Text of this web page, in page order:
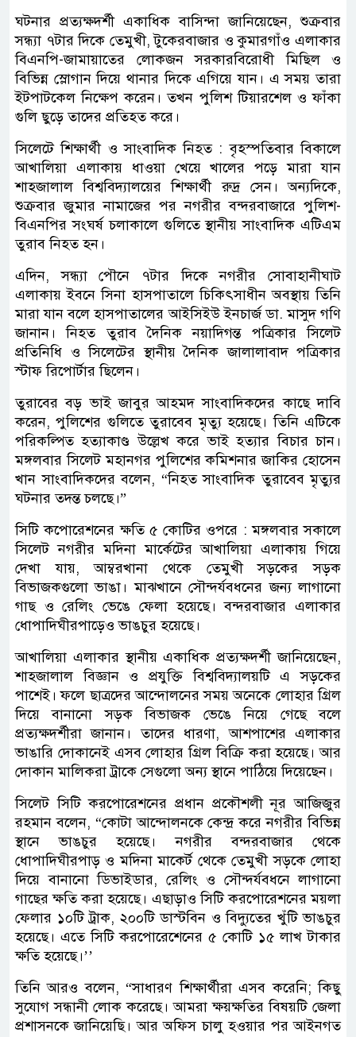
ঘটনার প্রত্যক্ষদর্শী একাধিক বাসিন্দা জানিয়েছেন, শুক্রবার
সন্ধ্যা ৭টার দিকে তেমুখী, টুকেরবাজার ও কুমারগাঁও এলাকার
বিএনপি-জামায়াতের লোকজন সরকারবিরোধী মিছিল ও
বিভিন্ন স্লোগান দিয়ে থানার দিকে এগিয়ে যান। এ সময় তারা
ইটপাটকেল নিক্ষেপ করেন। তখন পুলিশ টিয়ারশেল ও ফাঁকা
গুলি ছুড়ে তাদের প্রতিহত করে।
সিলেটে শিক্ষার্থী ও সাংবাদিক নিহত : বৃহস্পতিবার বিকালে
আখালিয়া এলাকায় ধাওয়া খেয়ে খালের পড়ে মারা যান
শাহজালাল বিশ্ববিদ্যালয়ের শিক্ষার্থী রুদ্র সেন। অন্যদিকে,
শুক্রবার জুমার নামাজের পর নগরীর বন্দরবাজারে পুলিশ-
বিএনপির সংঘর্ষ চলাকালে গুলিতে স্থানীয় সাংবাদিক এটিএম
তুরাব নিহত হন।
এদিন, সন্ধ্যা পৌনে ৭টার দিকে নগরীর সোবাহানীঘাট
এলাকায় ইবনে সিনা হাসপাতালে চিকিৎসাধীন অবস্থায় তিনি
মারা যান বলে হাসপাতালের আইসিইউ ইনচার্জ ডা. মাসুদ গণি
জানান। নিহত তুরাব দৈনিক নয়াদিগন্ত পত্রিকার সিলেট
প্রতিনিধি ও সিলেটের স্থানীয় দৈনিক জালালাবাদ পত্রিকার
স্টাফ রিপোর্টার ছিলেন।
তুরাবের বড় ভাই জাবুর আহমদ সাংবাদিকদের কাছে দাবি
করেন, পুলিশের গুলিতে তুরাবেব মৃত্যু হয়েছে। তিনি এটিকে
পরিকল্পিত হত্যাকাণ্ড উল্লেখ করে ভাই হত্যার বিচার চান।
মঙ্গলবার সিলেট মহানগর পুলিশের কমিশনার জাকির হোসেন
খান সাংবাদিকদের বলেন, “নিহত সাংবাদিক তুরাবেব মৃত্যুর
ঘটনার তদন্ত চলছে।”
সিটি কপোরেশনের ক্ষতি ৫ কোটির ওপরে : মঙ্গলবার সকালে
সিলেট নগরীর মদিনা মার্কেটের আখালিয়া এলাকায় গিয়ে
দেখা যায়, আম্বরখানা থেকে তেমুখী সড়কের সড়ক
বিভাজকগুলো ভাঙা। মাঝখানে সৌন্দর্যবধনের জন্য লাগানো
গাছ ও রেলিং ভেঙে ফেলা হয়েছে। বন্দরবাজার এলাকার
ধোপাদিঘীরপাড়েও ভাঙচুর হয়েছে।
আখালিয়া এলাকার স্থানীয় একাধিক প্রত্যক্ষদর্শী জানিয়েছেন,
শাহজালাল বিজ্ঞান ও প্রযুক্তি বিশ্ববিদ্যালয়টি এ সড়কের
পাশেই। ফলে ছাত্রদের আন্দোলনের সময় অনেকে লোহার গ্রিল
দিয়ে বানানো সড়ক বিভাজক ভেঙে নিয়ে গেছে বলে
প্রত্যক্ষদর্শীরা জানান। তাদের ধারণা, আশপাশের এলাকার
ভাঙারি দোকানেই এসব লোহার গ্রিল বিক্রি করা হয়েছে। আর
দোকান মালিকরা ট্রাকে সেগুলো অন্য স্থানে পাঠিয়ে দিয়েছেন।
সিলেট সিটি করপোরেশনের প্রধান প্রকৌশলী নূর আজিজুর
রহমান বলেন, “কোটা আন্দোলনকে কেন্দ্র করে নগরীর বিভিন্ন
স্থানে ভাঙচুর হয়েছে। নগরীর বন্দরবাজার থেকে
ধোপাদিঘীরপাড় ও মদিনা মাকের্ট থেকে তেমুখী সড়কে লোহা
দিয়ে বানানো ডিভাইডার, রেলিং ও সৌন্দর্যবধনে লাগানো
গাছের ক্ষতি করা হয়েছে। এছাড়াও সিটি করপোরেশনের ময়লা
ফেলার ১০টি ট্রাক, ২০০টি ডাস্টবিন ও বিদ্যুতের খুঁটি ভাঙচুর
হয়েছে। এতে সিটি করপোরেশেনের ৫ কোটি ১৫ লাখ টাকার
ক্ষতি হয়েছে।’’
তিনি আরও বলেন, “সাধারণ শিক্ষার্থীরা এসব করেনি; কিছু
সুযোগ সন্ধানী লোক করেছে। আমরা ক্ষয়ক্ষতির বিষয়টি জেলা
প্রশাসনকে জানিয়েছি। আর অফিস চালু হওয়ার পর আইনগত